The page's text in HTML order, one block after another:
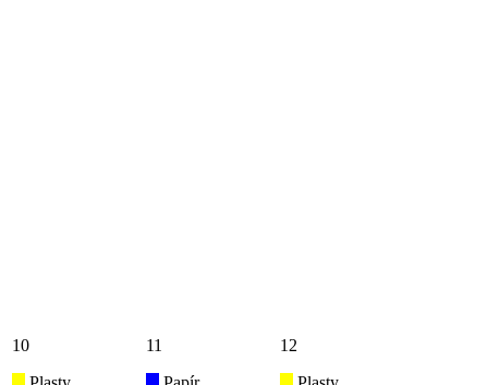
10
11
12